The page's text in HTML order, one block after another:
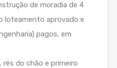
de moradia de 4
loteamento aprovado e
pagos, em
rés do chão e primeiro